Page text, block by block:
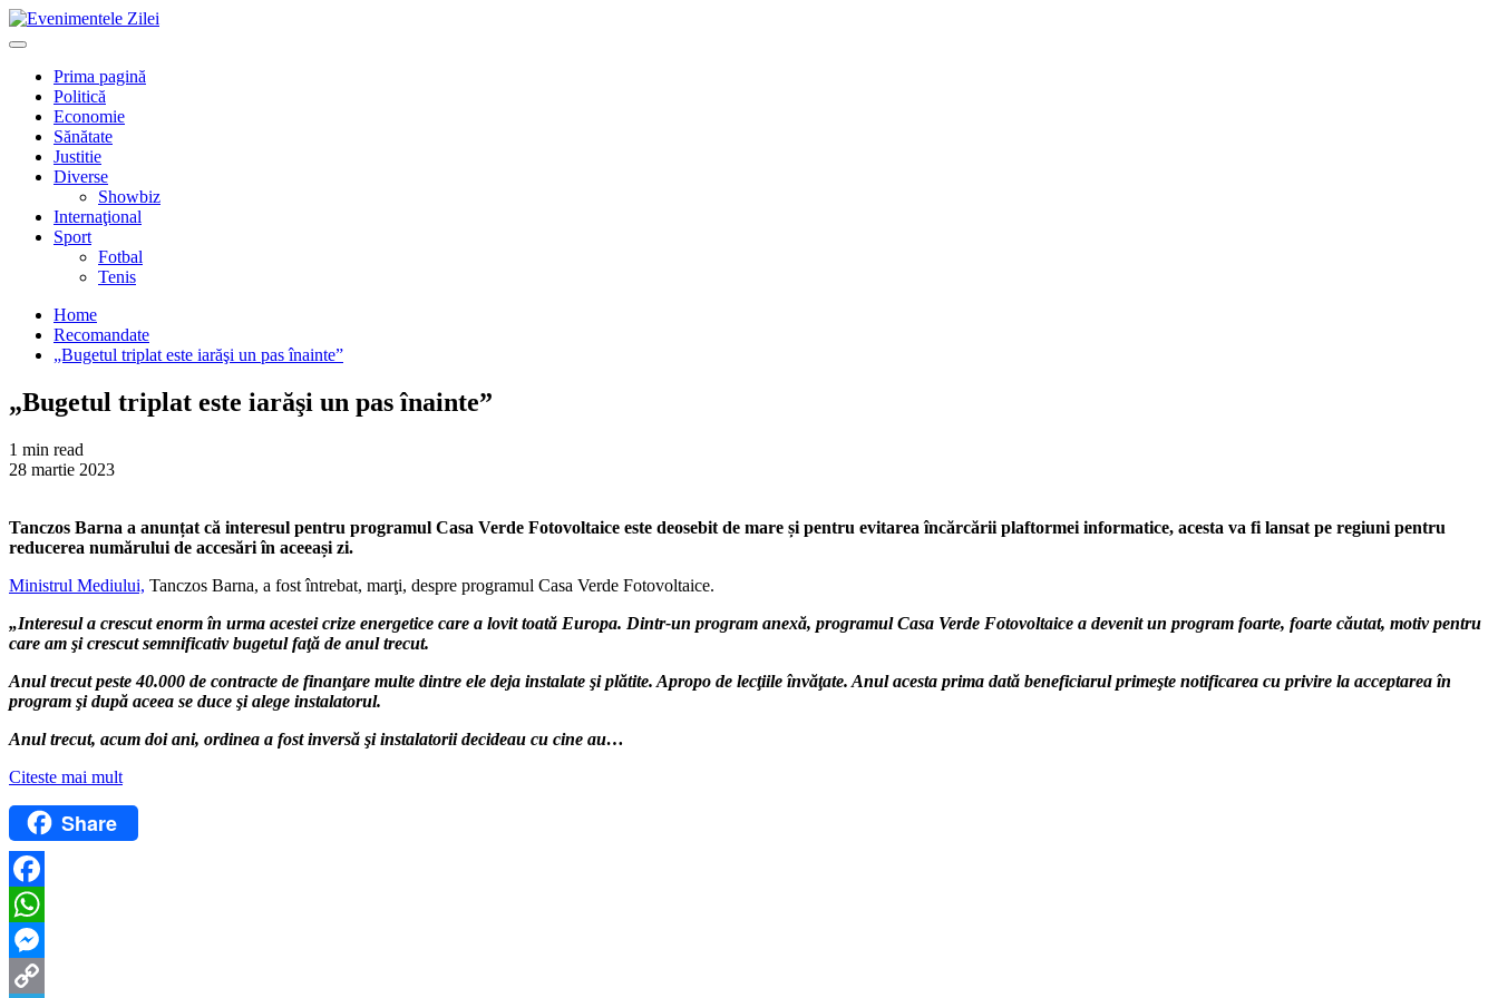
Mergi
la
Primary
Prima pagină
Politică
Economie
Sănătate
Justitie
Diverse
Showbiz
Internaţional
Sport
Fotbal
Tenis
Home
Recomandate
„Bugetul triplat este iarăşi un pas înainte”
„Bugetul triplat este iarăşi un pas înainte”
1 min read
28 martie 2023
Tanczos Barna a anunțat că interesul pentru programul Casa Verde Fotovoltaice este deosebit de mare și pentru evitarea încărcării plaftormei informatice, acesta va fi lansat pe regiuni pentru
reducerea numărului de accesări în aceeași zi.
Ministrul Mediului, Tanczos Barna, a fost întrebat, marţi, despre programul Casa Verde Fotovoltaice.
„Interesul a crescut enorm în urma acestei crize energetice care a lovit toată Europa. Dintr-un program anexă, programul Casa Verde Fotovoltaice a devenit un program foarte, foarte căutat, motiv pentru
care am şi crescut semnificativ bugetul faţă de anul trecut.
Anul trecut peste 40.000 de contracte de finanţare multe dintre ele deja instalate şi plătite. Apropo de lecţiile învăţate. Anul acesta prima dată beneficiarul primeşte notificarea cu privire la acceptarea în
program şi după aceea se duce şi alege instalatorul.
Anul trecut, acum doi ani, ordinea a fost inversă şi instalatorii decideau cu cine au…
Citeste mai mult
Share
Facebook
WhatsApp
Messenger